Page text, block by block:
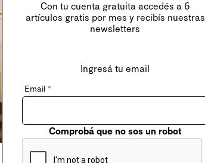
Con tu cuenta gratuita accedés a 6
artículos gratis por mes y recibís nuestras
newsletters
Ingresá tu email
Email *
Comprobá que no sos un robot